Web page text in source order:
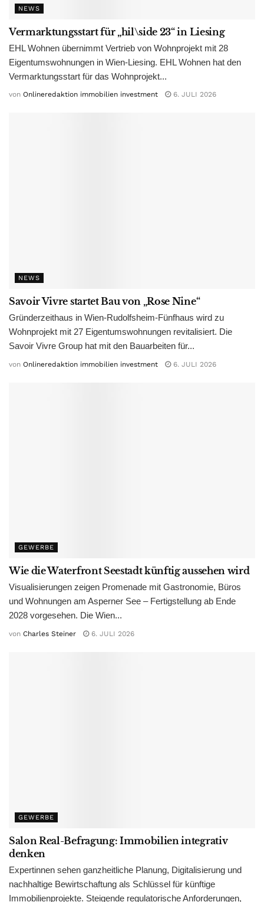
NEWS
Vermarktungsstart für „hil\side 23“ in Liesing
EHL Wohnen übernimmt Vertrieb von Wohnprojekt mit 28
Eigentumswohnungen in Wien-Liesing. EHL Wohnen hat den
Vermarktungsstart für das Wohnprojekt...
von Onlineredaktion immobilien investment 6. JULI 2026
NEWS
Savoir Vivre startet Bau von „Rose Nine“
Gründerzeithaus in Wien-Rudolfsheim-Fünfhaus wird zu
Wohnprojekt mit 27 Eigentumswohnungen revitalisiert. Die
Savoir Vivre Group hat mit den Bauarbeiten für...
von Onlineredaktion immobilien investment 6. JULI 2026
GEWERBE
Wie die Waterfront Seestadt künftig aussehen wird
Visualisierungen zeigen Promenade mit Gastronomie, Büros
und Wohnungen am Asperner See – Fertigstellung ab Ende
2028 vorgesehen. Die Wien...
von Charles Steiner 6. JULI 2026
GEWERBE
Salon Real-Befragung: Immobilien integrativ
denken
Expertinnen sehen ganzheitliche Planung, Digitalisierung und
nachhaltige Bewirtschaftung als Schlüssel für künftige
Immobilienprojekte. Steigende regulatorische Anforderungen,